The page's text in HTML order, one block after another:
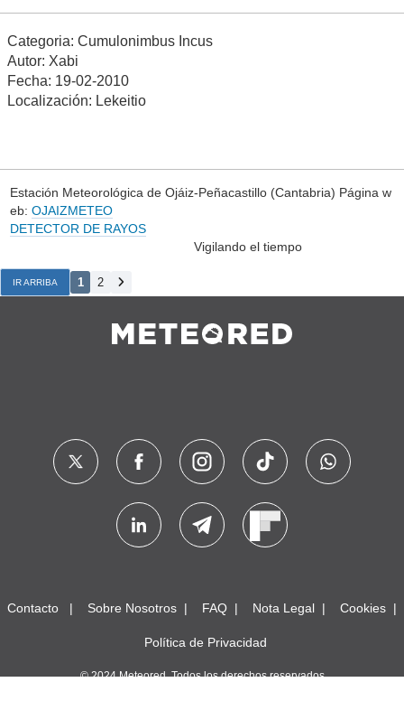
Categoria: Cumulonimbus Incus
Autor: Xabi
Fecha: 19-02-2010
Localización: Lekeitio
Estación Meteorológica de Ojáiz-Peñacastillo (Cantabria) Página w
eb: OJAIZMETEO
DETECTOR DE RAYOS
Vigilando el tiempo
IR ARRIBA 1 2
Contacto Sobre Nosotros FAQ Nota Legal Cookies
Política de Privacidad
© 2024 Meteored. Todos los derechos reservados